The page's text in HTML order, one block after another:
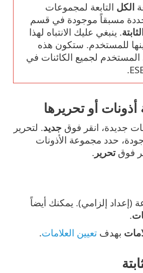
الكل التابعة لمجموعات
مسبقاً موجودة في قسم
. ينبغي عليك الانتباه لهذا
للمستخدم. ستكون هذه
المستخدم لجميع الكائنات في
أو تحريرها
جديدة، انقر فوق جديد. لتحرير
حدد مجموعة الأذونات
فوقتحرير .
(إعداد إلزامي). يمكنك أيضاً
.
بهدف تعيين العلامات.